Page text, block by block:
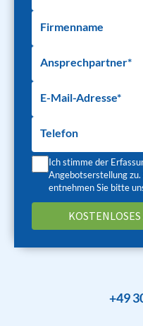
Firmenname
Ansprechpartner*
E-Mail-Adresse*
Telefon
Ich stimme der
Angebotserstellung
entnehmen Sie bitte
+49